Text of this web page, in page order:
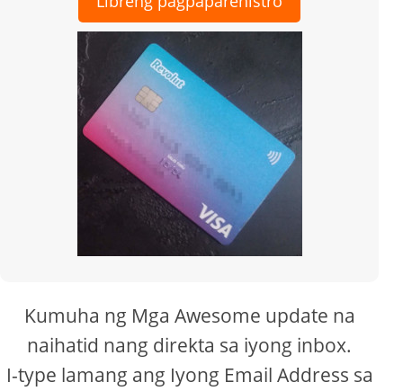
Kumuha ng Mga Awesome update na
naihatid nang direkta sa iyong inbox.
I-type lamang ang Iyong Email Address sa